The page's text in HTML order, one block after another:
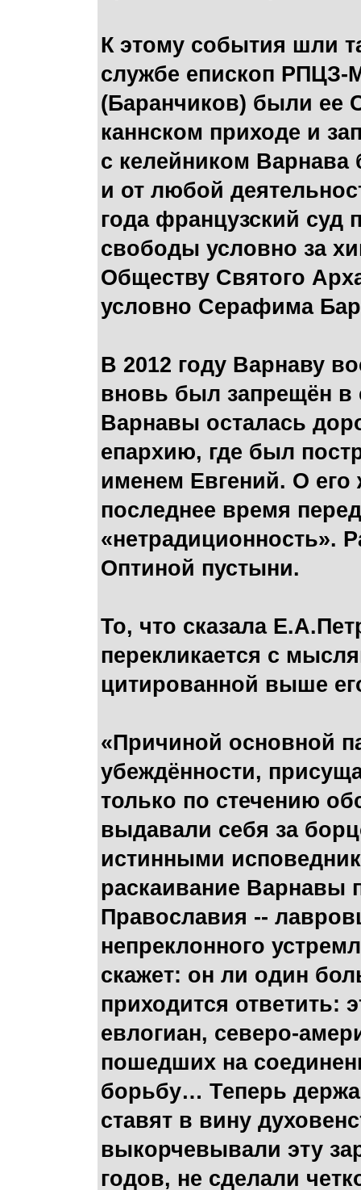
К этому события шли
службе епископ
(Баранчиков) были ее
каннском приходе и
с келейником Варнава
и от любой
года французский суд
свободы условно за
Обществу Святого
условно Серафима
В 2012 году Варнаву
вновь был запрещён
Варнавы осталась
епархию, где был
именем Евгений. О его
последнее время
«нетрадиционность».
Оптиной пустыни.
То, что сказала
перекликается с
цитированной выше
«Причиной основной
убеждённости,
только по стечению
выдавали себя за
истинными
раскаивание Варнавы
Православия --
непреклонного
скажет: он ли один
приходится ответить:
евлогиан, северо-
пошедших на
борьбу… Теперь
ставят в вину
выкорчевывали эту
годов, не сделали